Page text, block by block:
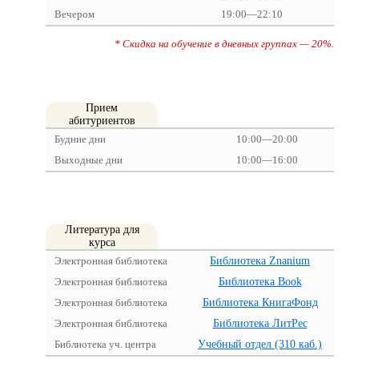
Вечером
19:00—22:10
* Скидка на обучение в дневных группах — 20%.
Прием
абитуриентов
Будние дни
10:00—20:00
Выходные дни
10:00—16:00
Литература для
курса
Электронная библиотека
Библиотека Znanium
Электронная библиотека
Библиотека Book
Электронная библиотека
Библиотека КнигаФонд
Электронная библиотека
Библиотека ЛитРес
Библиотека уч. центра
Учебный отдел (310 каб.)